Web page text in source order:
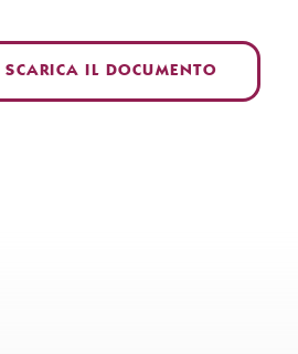
SCARICA IL DOCUMENTO